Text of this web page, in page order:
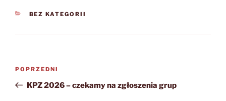
KATEGORIE
BEZ KATEGORII
Poprzedni
wpis
POPRZEDNI
KPZ 2026 – czekamy na zgłoszenia grup